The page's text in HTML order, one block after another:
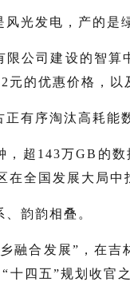
风光发电，产的是
限公司建设的智
元的优惠价格，
正有序淘汰高耗
，超143万GB的
在全国发展大局
韵韵相叠。
融合发展”，在
四五”规划收官